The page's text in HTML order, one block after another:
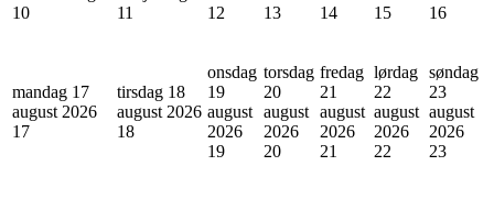
10
11
12
13
14
15
16
mandag 17
august 2026
17
tirsdag 18
august 2026
18
onsdag
19
august
2026
19
torsdag
20
august
2026
20
fredag
21
august
2026
21
lørdag
22
august
2026
22
søndag
23
august
2026
23